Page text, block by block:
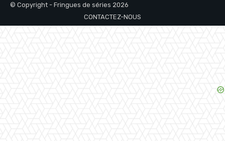
© Copyright - Fringues de séries 2026
CONTACTEZ-NOUS